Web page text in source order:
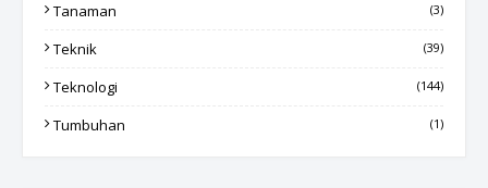
Tanaman (3)
Teknik (39)
Teknologi (144)
Tumbuhan (1)